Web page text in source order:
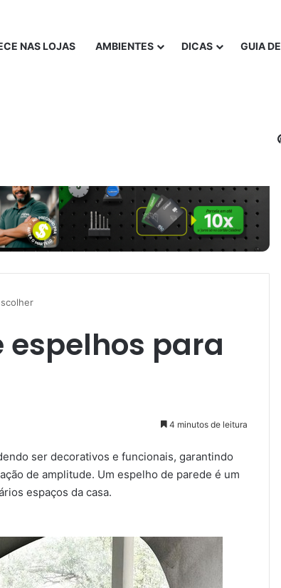
NAS LOJAS AMBIENTES DICAS GUIA
espelhos para
4 minutos de leitura
ser decorativos e funcionais, garantindo
de amplitude. Um espelho de parede é um
espaços da casa.